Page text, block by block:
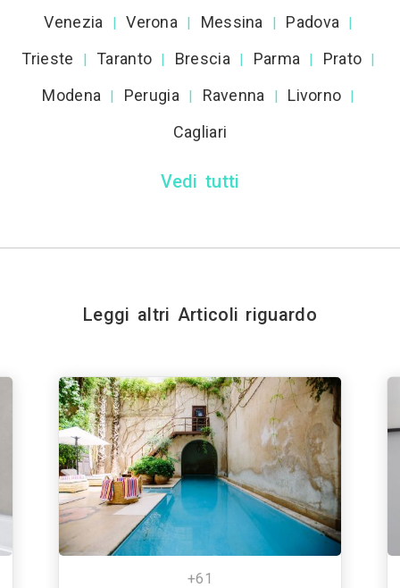
Venezia | Verona | Messina | Padova |
Trieste | Taranto | Brescia | Parma | Prato |
Modena | Perugia | Ravenna | Livorno |
Cagliari
Vedi tutti
Leggi altri Articoli riguardo
+61